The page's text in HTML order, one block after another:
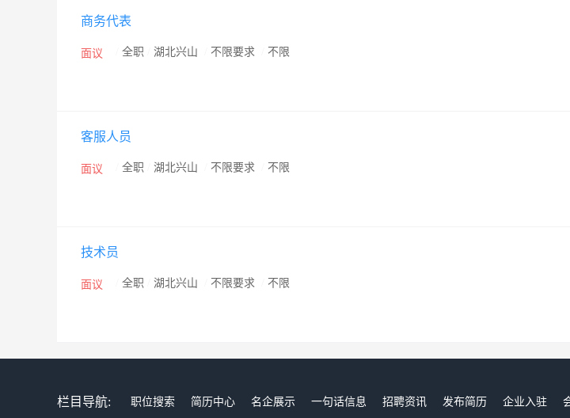
商务代表
面议 全职 湖北兴山 不限要求 不限
客服人员
面议 全职 湖北兴山 不限要求 不限
技术员
面议 全职 湖北兴山 不限要求 不限
栏目导航: 职位搜索 简历中心 名企展示 一句话信息 招聘资讯 发布简历 企业入驻